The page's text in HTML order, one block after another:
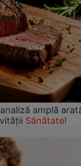
amplă
Sănătate!